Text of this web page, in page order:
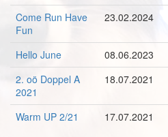
Come Run Have
Fun
23.02.2024
Hello June 08.06.2023
2. oö Doppel A
2021
18.07.2021
Warm UP 2/21
17.07.2021